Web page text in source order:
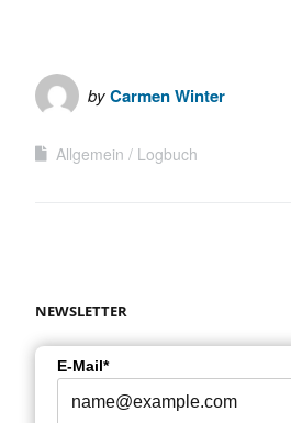
byCarmen Winter
Allgemein Logbuch
NEWSLETTER
E-Mail*